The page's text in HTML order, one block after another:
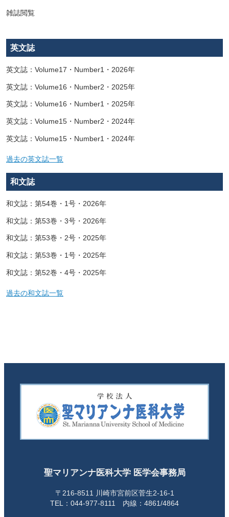
雑誌閲覧
英文誌
英文誌：Volume17・Number1・2026年
英文誌：Volume16・Number2・2025年
英文誌：Volume16・Number1・2025年
英文誌：Volume15・Number2・2024年
英文誌：Volume15・Number1・2024年
過去の英文誌一覧
和文誌
和文誌：第54巻・1号・2026年
和文誌：第53巻・3号・2026年
和文誌：第53巻・2号・2025年
和文誌：第53巻・1号・2025年
和文誌：第52巻・4号・2025年
過去の和文誌一覧
聖マリアンナ医科大学 医学会事務局
〒216-8511 川崎市宮前区菅生2-16-1
TEL：044-977-8111 内線：4861/4864